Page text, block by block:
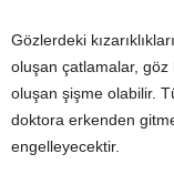
Gözlerdeki
oluşan çatlamalar, göz
oluşan şişme olabilir.
doktora erkenden
engelleyecektir.